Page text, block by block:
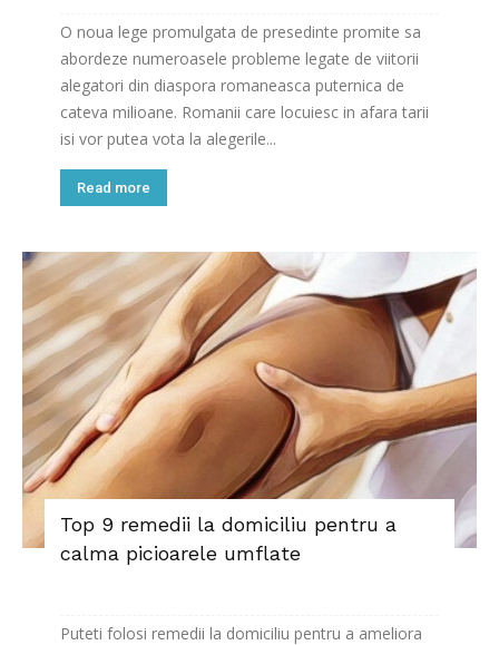
O noua lege promulgata de presedinte promite sa
abordeze numeroasele probleme legate de viitorii
alegatori din diaspora romaneasca puternica de
cateva milioane. Romanii care locuiesc in afara tarii
isi vor putea vota la alegerile...
Read more
Top 9 remedii la domiciliu pentru a
calma picioarele umflate
Puteti folosi remedii la domiciliu pentru a ameliora